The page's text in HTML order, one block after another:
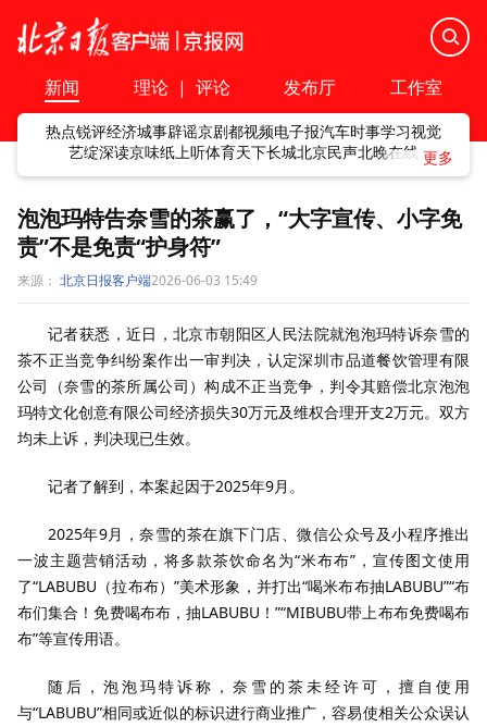
新闻 理论 | 评论 发布厅 工作室
热点锐评经济城事辟谣京剧都视频电子报汽车时事学习视觉
艺绽深读京味纸上听体育天下长城北京民声北晚在线
泡泡玛特告奈雪的茶赢了，“大字宣传、小字免
责”不是免责“护身符”
来源： 北京日报客户端2026-06-03 15:49
记者获悉，近日，北京市朝阳区人民法院就泡泡玛特诉奈雪的
茶不正当竞争纠纷案作出一审判决，认定深圳市品道餐饮管理有限
公司（奈雪的茶所属公司）构成不正当竞争，判令其赔偿北京泡泡
玛特文化创意有限公司经济损失30万元及维权合理开支2万元。双方
均未上诉，判决现已生效。
记者了解到，本案起因于2025年9月。
2025年9月，奈雪的茶在旗下门店、微信公众号及小程序推出
一波主题营销活动，将多款茶饮命名为“米布布”，宣传图文使用
了“LABUBU（拉布布）”美术形象，并打出“喝米布布抽LABUBU”“布
布们集合！免费喝布布，抽LABUBU！”“MIBUBU带上布布免费喝布
布”等宣传用语。
随后，泡泡玛特诉称，奈雪的茶未经许可，擅自使用
与“LABUBU”相同或近似的标识进行商业推广，容易使相关公众误认